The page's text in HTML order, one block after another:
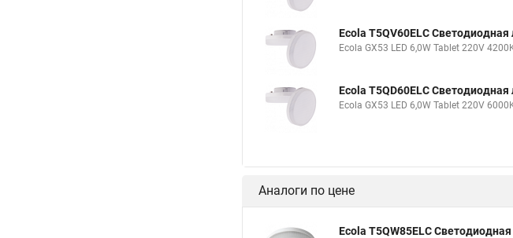
Ecola T5QV60ELC
Ecola GX53 LED 6,0W Tablet 220V
Ecola T5QD60ELC
Ecola GX53 LED 6,0W Tablet 220V
Аналоги по цене
Ecola T5QW85ELC